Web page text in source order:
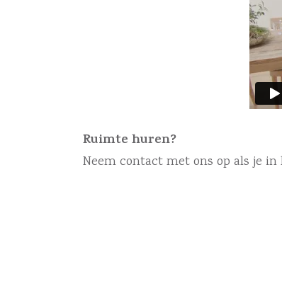
Ruimte huren?
Neem contact met ons op als je